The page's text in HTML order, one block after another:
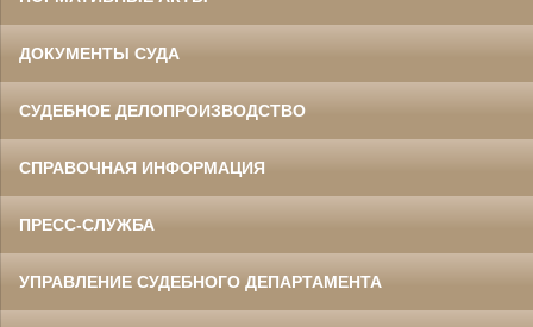
ДОКУМЕНТЫ СУДА
СУДЕБНОЕ ДЕЛОПРОИЗВОДСТВО
СПРАВОЧНАЯ ИНФОРМАЦИЯ
ПРЕСС-СЛУЖБА
УПРАВЛЕНИЕ СУДЕБНОГО ДЕПАРТАМЕНТА